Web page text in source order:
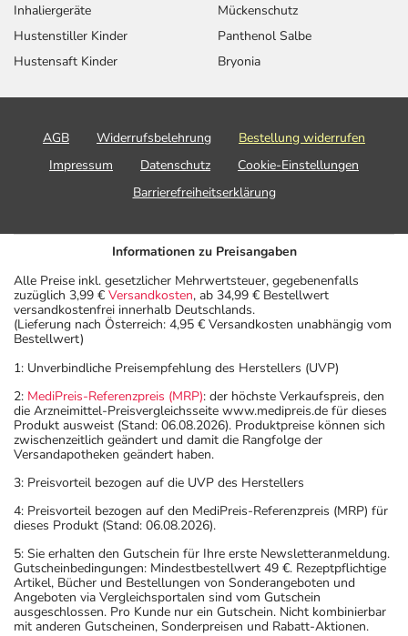
Inhaliergeräte
Hustenstiller Kinder
Hustensaft Kinder
Mückenschutz
Panthenol Salbe
Bryonia
AGB Widerrufsbelehrung
Bestellung widerrufen
Impressum
Datenschutz
Cookie-Einstellungen
Barrierefreiheitserklärung
Informationen zu Preisangaben
Alle Preise inkl. gesetzlicher Mehrwertsteuer, gegebenenfalls
zuzüglich 3,99 € Versandkosten, ab 34,99 € Bestellwert
versandkostenfrei innerhalb Deutschlands.
(Lieferung nach Österreich: 4,95 € Versandkosten unabhängig vom
Bestellwert)
1: Unverbindliche Preisempfehlung des Herstellers (UVP)
2: MediPreis-Referenzpreis (MRP): der höchste Verkaufspreis, den
die Arzneimittel-Preisvergleichsseite www.medipreis.de für dieses
Produkt ausweist (Stand: 06.08.2026). Produktpreise können sich
zwischenzeitlich geändert und damit die Rangfolge der
Versandapotheken geändert haben.
3: Preisvorteil bezogen auf die UVP des Herstellers
4: Preisvorteil bezogen auf den MediPreis-Referenzpreis (MRP) für
dieses Produkt (Stand: 06.08.2026).
5: Sie erhalten den Gutschein für Ihre erste Newsletteranmeldung.
Gutscheinbedingungen: Mindestbestellwert 49 €. Rezeptpflichtige
Artikel, Bücher und Bestellungen von Sonderangeboten und
Angeboten via Vergleichsportalen sind vom Gutschein
ausgeschlossen. Pro Kunde nur ein Gutschein. Nicht kombinierbar
mit anderen Gutscheinen, Sonderpreisen und Rabatt-Aktionen.